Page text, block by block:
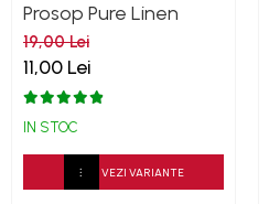
Prosop Pure Linen
Collection Aqua
19,00 Lei
11,00 Lei
IN STOC
VEZI VARIANTE